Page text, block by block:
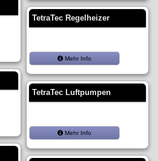
TetraTec Regelheizer
Mehr Info
TetraTec Luftpumpen
Mehr Info